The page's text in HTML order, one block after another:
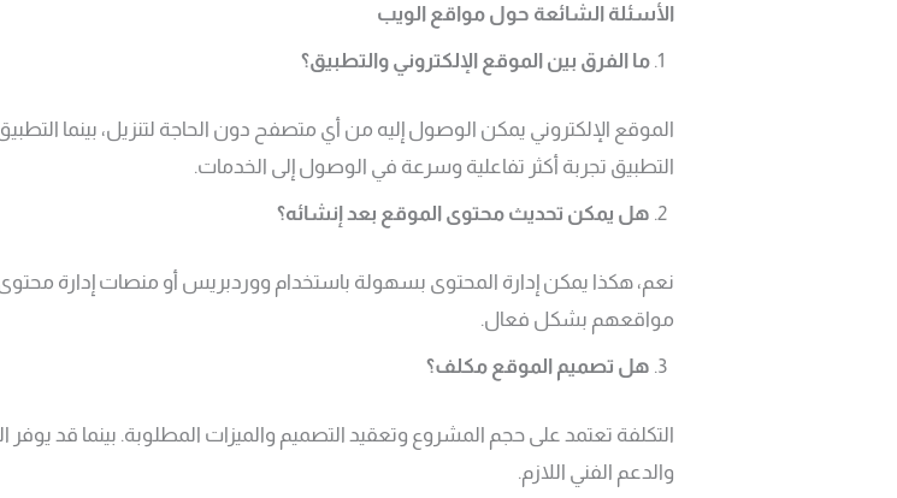
الأسئلة الشائعة حول مواقع الويب
ما الفرق بين الموقع الإلكتروني والتطبيق؟
الموقع الإلكتروني يمكن الوصول إليه من أي متصفح دون الحاجة لتنزيل، بينما
التطبيق تجربة أكثر تفاعلية وسرعة في الوصول إلى الخدمات.
هل يمكن تحديث محتوى الموقع بعد إنشائه؟
نعم، هكذا يمكن إدارة المحتوى بسهولة باستخدام ووردبريس أو منصات إدارة
مواقعهم بشكل فعال.
هل تصميم الموقع مكلف؟
التكلفة تعتمد على حجم المشروع وتعقيد التصميم والميزات المطلوبة. بينما قد يوفر
والدعم الفني اللازم.